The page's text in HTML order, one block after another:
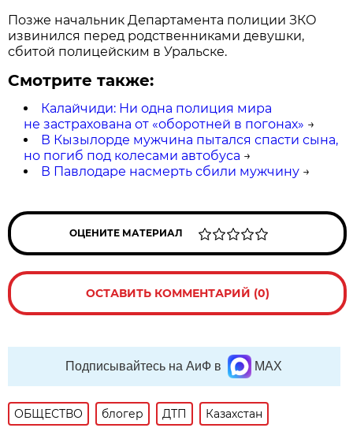
Позже начальник Департамента полиции ЗКО
извинился перед родственниками девушки,
сбитой полицейским в Уральске.
Смотрите также:
Калайчиди: Ни одна полиция мира
не застрахована от «оборотней в погонах» →
В Кызылорде мужчина пытался спасти сына,
но погиб под колесами автобуса →
В Павлодаре насмерть сбили мужчину →
ОЦЕНИТЕ МАТЕРИАЛ
ОСТАВИТЬ КОММЕНТАРИЙ (0)
Подписывайтесь на АиФ в MAX
ОБЩЕСТВО блогер ДТП Казахстан